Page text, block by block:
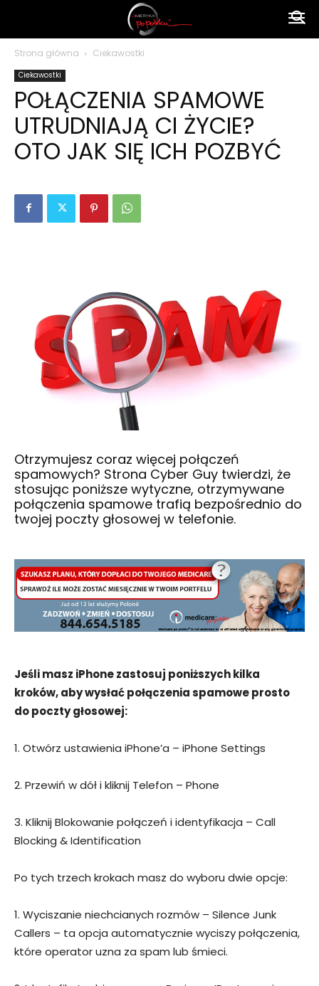
polsku
Strona główna Ciekawostki
Ciekawostki
POŁĄCZENIA SPAMOWE
UTRUDNIAJĄ CI ŻYCIE?
OTO JAK SIĘ ICH POZBYĆ
Otrzymujesz coraz więcej połączeń
spamowych? Strona Cyber Guy twierdzi, że
stosując poniższe wytyczne, otrzymywane
połączenia spamowe trafią bezpośrednio do
twojej poczty głosowej w telefonie.
Jeśli masz iPhone zastosuj poniższych kilka
kroków, aby wysłać połączenia spamowe prosto
do poczty głosowej:
1. Otwórz ustawienia iPhone’a – iPhone Settings
2. Przewiń w dół i kliknij Telefon – Phone
3. Kliknij Blokowanie połączeń i identyfikacja – Call
Blocking & Identification
Po tych trzech krokach masz do wyboru dwie opcje:
1. Wyciszanie niechcianych rozmów – Silence Junk
Callers – ta opcja automatycznie wyciszy połączenia,
które operator uzna za spam lub śmieci.